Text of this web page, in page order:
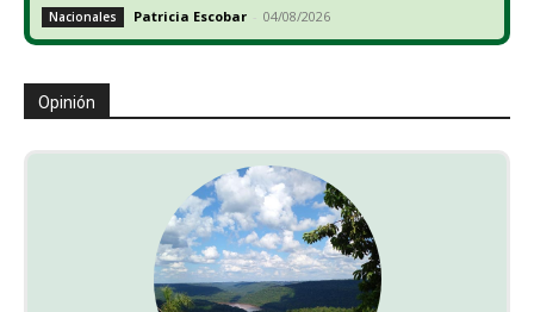
Nacionales Patricia Escobar - 04/08/2026
Opinión